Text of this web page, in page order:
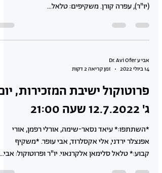
(יו"ר), עפרה קורן. משקיפים: טלאל...
אבי ע Dr. Avi Ofer
14 ביולי 2022
זמן קריאה 2 דקות
פרוטוקול ישיבת המזכירות,
ג' 12.7.2022 שעה 21:00
*השתתפו:* עיאד נסאר-שימה, אורלי רפמן, אורי
אפנצלר ירדני, אלי אקסלרוד, אבי עופר. *משקיף
קבוע:* טלאל סלימאן אלקרנאוי. יו"ר ופרוטוקול: אבי...